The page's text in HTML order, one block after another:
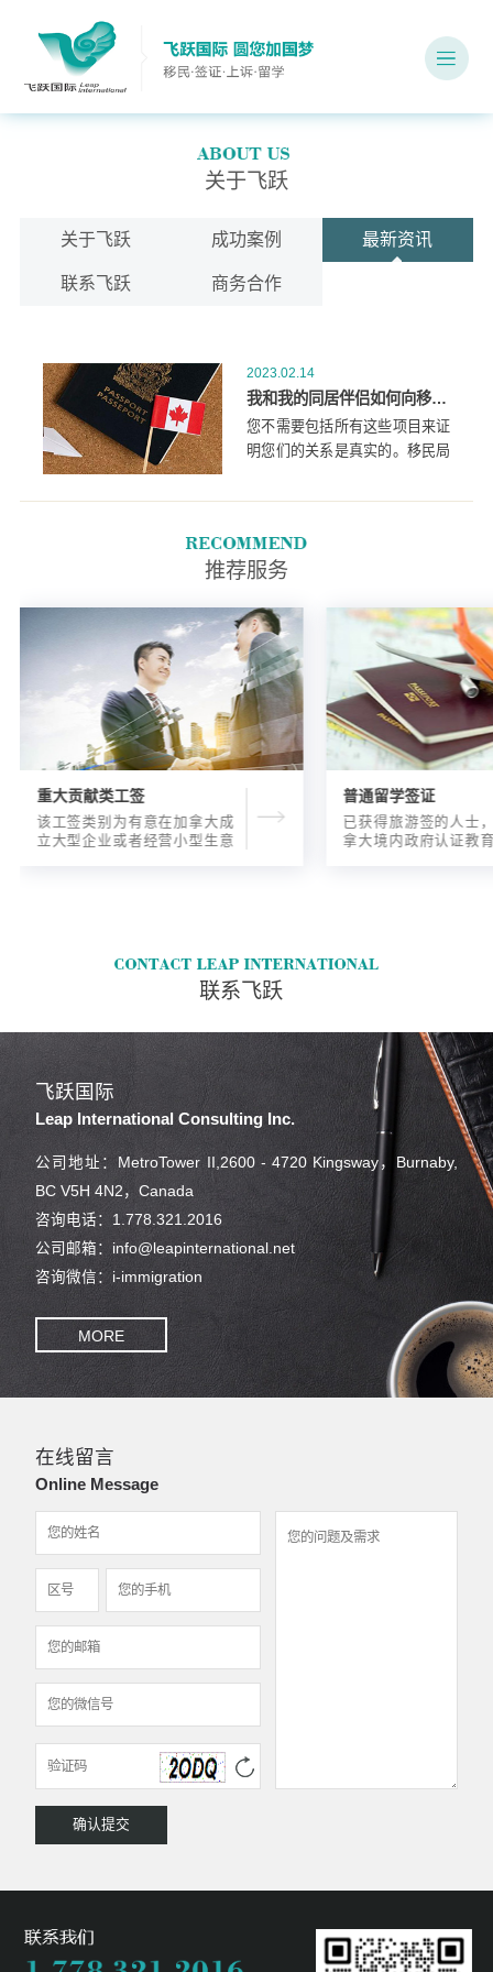
关于飞跃
关于飞跃 成功案例 最新资讯
联系飞跃 商务合作
2023.02.14
我和我的同居伴侣如何向移民局证明我们已经在一起12个月了？
您不需要包括所有这些项目来证
明您们的关系是真实的。移民局
核对表来了解您的申请应提交哪
推荐服务
重大贡献类工签
该工签类别为有意在加拿大成
立大型企业或者经营小型生意
普通留学签证
已获得旅游签的人士
拿大境内政府认证教
联系飞跃
飞跃国际
Leap International Consulting Inc.
公司地址：MetroTower II,2600 - 4720 Kingsway，Burnaby,
BC V5H 4N2，Canada
咨询电话：1.778.321.2016
公司邮箱：info@leapinternational.net
咨询微信：i-immigration
MORE
在线留言
Online Message